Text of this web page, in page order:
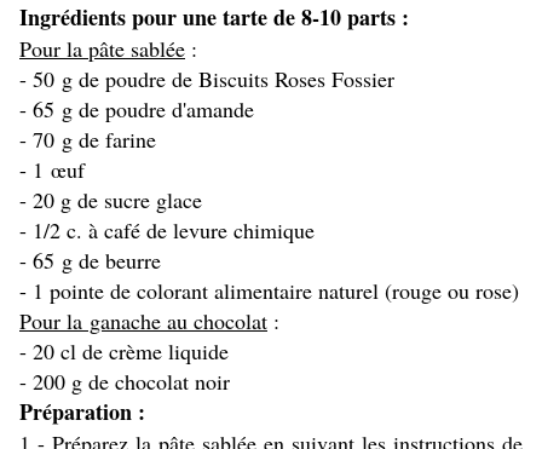
Ingrédients pour une tarte de 8-10 parts :
Pour la pâte sablée :
- 50 g de poudre de Biscuits Roses Fossier
- 65 g de poudre d'amande
- 70 g de farine
- 1 œuf
- 20 g de sucre glace
- 1/2 c. à café de levure chimique
- 65 g de beurre
- 1 pointe de colorant alimentaire naturel (rouge ou rose)
Pour la ganache au chocolat :
- 20 cl de crème liquide
- 200 g de chocolat noir
Préparation :
1 - Préparez la pâte sablée en suivant les instructions de